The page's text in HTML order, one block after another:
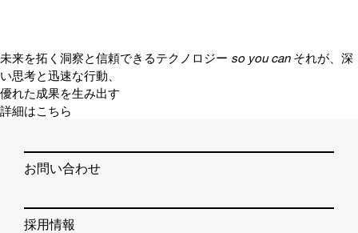
未来を拓く洞察と信頼できるテクノロジー so you can それが、深
い思考と迅速な行動、
優れた成果を生み出す
詳細はこちら
お問い合わせ
採用情報